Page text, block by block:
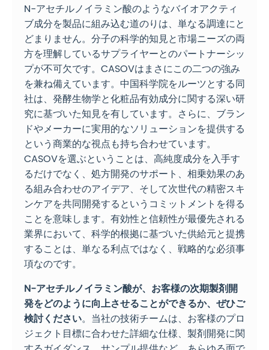
N-アセチルノイラミン酸のようなバイオアクティ
ブ成分を製品に組み込む道のりは、単なる調達にと
どまりません。分子の科学的知見と市場ニーズの両
方を理解しているサプライヤーとのパートナーシッ
プが不可欠です。CASOVはまさにこの二つの強み
を兼ね備えています。中国科学院をルーツとする同
社は、発酵生物学と化粧品有効成分に関する深い研
究に基づいた知見を有しています。さらに、ブラン
ドやメーカーに実用的なソリューションを提供する
という商業的な視点も持ち合わせています。
CASOVを選ぶということは、高純度成分を入手す
るだけでなく、処方開発のサポート、相乗効果のあ
る組み合わせのアイデア、そして次世代の精密スキ
ンケアを共同開発するというコミットメントを得る
ことを意味します。有効性と信頼性が最優先される
業界において、科学的根拠に基づいた供給元と提携
することは、単なる利点ではなく、戦略的な必須事
項なのです。
N-アセチルノイラミン酸が、お客様の次期製剤開
発をどのように向上させることができるか、ぜひご
検討ください。当社の技術チームは、お客様のプロ
ジェクト目標に合わせた詳細な仕様、製剤開発に関